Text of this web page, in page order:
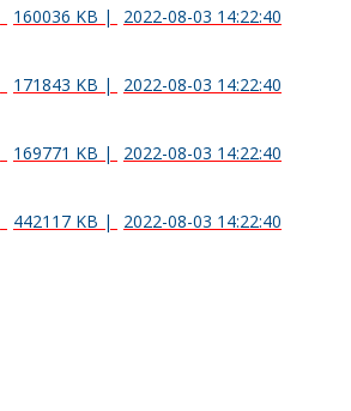
160036 KB | 2022-08-03 14:22:40
171843 KB | 2022-08-03 14:22:40
169771 KB | 2022-08-03 14:22:40
442117 KB | 2022-08-03 14:22:40